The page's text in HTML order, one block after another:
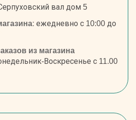
вал дом 5
ежедневно с 10:00 до
из магазина
Воскресенье с 11.00